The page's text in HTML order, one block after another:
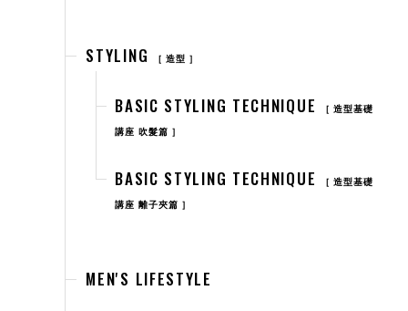
STYLING 造型
BASIC STYLING TECHNIQUE 造型基礎
講座 吹髮篇
BASIC STYLING TECHNIQUE 造型基礎
講座 離子夾篇
MEN'S LIFESTYLE